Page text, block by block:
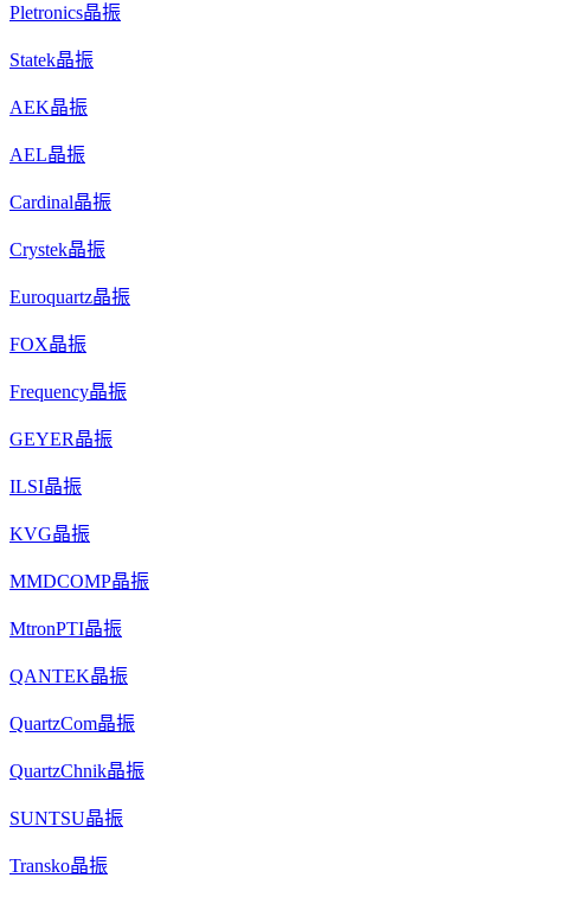
Pletronics晶振
Statek晶振
AEK晶振
AEL晶振
Cardinal晶振
Crystek晶振
Euroquartz晶振
FOX晶振
Frequency晶振
GEYER晶振
ILSI晶振
KVG晶振
MMDCOMP晶振
MtronPTI晶振
QANTEK晶振
QuartzCom晶振
QuartzChnik晶振
SUNTSU晶振
Transko晶振